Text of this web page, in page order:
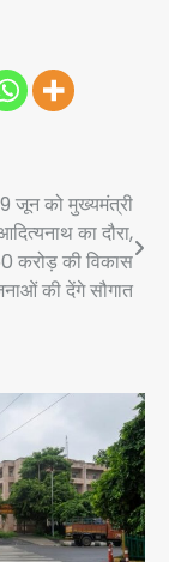
जून को मुख्यमंत्री
का दौरा,
करोड़ की विकास
की देंगे सौगात